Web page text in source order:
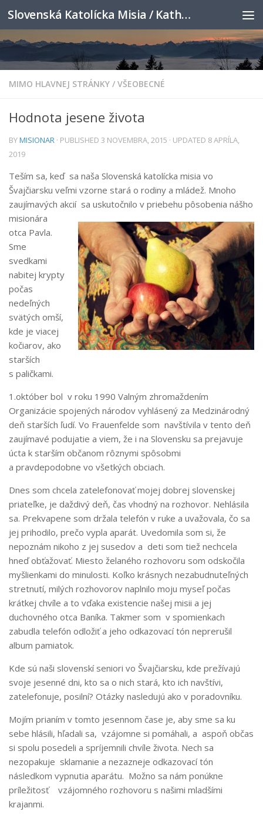
Skip to content Slovenská Katolícka Misia / Katholische Slowakenmission
MIMO HLAVNEJ STRÁNKY / VŠEOBECNÉ
Hodnota jesene života
BYMISIONAR · PUBLISHED 3 NOVEMBRA, 2015 · UPDATED 8 APRÍLA,
2019
Teším sa, keď sa naša Slovenská katolícka misia vo
Švajčiarsku veľmi vzorne stará o rodiny a mládež. Mnoho
zaujímavých akcií sa uskutočnilo v priebehu pôsobenia nášho
misionára
otca Pavla.
Sme
svedkami
nabitej krypty
počas
nedeľných
svätých omší,
kde je viacej
kočiarov, ako
starších
s paličkami.
1.október bol v roku 1990 Valným zhromaždením
Organizácie spojených národov vyhlásený za Medzinárodný
deň starších ľudí. Vo Frauenfelde som navštívila v tento deň
zaujímavé podujatie a viem, že i na Slovensku sa prejavuje
úcta k starším občanom rôznymi spôsobmi
a pravdepodobne vo všetkých obciach.
Dnes som chcela zatelefonovať mojej dobrej slovenskej
priateľke, je daždivý deň, čas vhodný na rozhovor. Nehlásila
sa. Prekvapene som držala telefón v ruke a uvažovala, čo sa
jej prihodilo, prečo vypla aparát. Uvedomila som si, že
nepoznám nikoho z jej susedov a deti som tiež nechcela
hneď obťažovať. Miesto želaného rozhovoru som odskočila
myšlienkami do minulosti. Koľko krásnych nezabudnuteľných
stretnutí, milých rozhovorov naplnilo moju myseľ počas
krátkej chvíle a to vďaka existencie našej misii a jej
duchovného otca Baníka. Takmer som v spomienkach
zabudla telefón odložiť a jeho odkazovací tón neprerušil
album pamiatok.
Kde sú naši slovenskí seniori vo Švajčiarsku, kde prežívajú
svoje jesenné dni, kto sa o nich stará, kto ich navštívi,
zatelefonuje, posilní? Otázky nasledujú ako v poradovníku.
Mojím prianím v tomto jesennom čase je, aby sme sa ku
sebe hlásili, hľadali sa, vzájomne si pomáhali, a aspoň občas
si spolu posedeli a spríjemnili chvíle života. Nech sa
nezopakuje sklamanie a nezazneje odkazovací tón
následkom vypnutia aparátu. Možno sa nám ponúkne
príležitosť vzájomného rozhovoru s našimi mladšími
krajanmi.